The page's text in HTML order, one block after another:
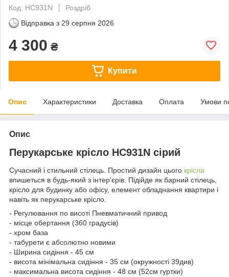
Код: HC931N
Роздріб
Відправка з 29 серпня 2026
4 300 ₴
Купити
Опис Характеристики Доставка Оплата Умови
Опис
Перукарське крісло HC931N сірий
Сучасний і стильний стілець. Простий дизайн цього крісла
впишеться в будь-який з інтер'єрів. Підійде як барний стілець,
крісло для будинку або офісу, елемент обладнання квартири і
навіть як перукарське крісло.
- Регулювання по висоті Пневматичний привод
- місце обертання (360 градусів)
- хром база
- табурети є абсолютно новими
- Ширина сидіння - 45 см
- висота мінімальна сидіння - 35 см (окружності 39див)
- максимальна висота сидіння - 48 см (52см гуртки)